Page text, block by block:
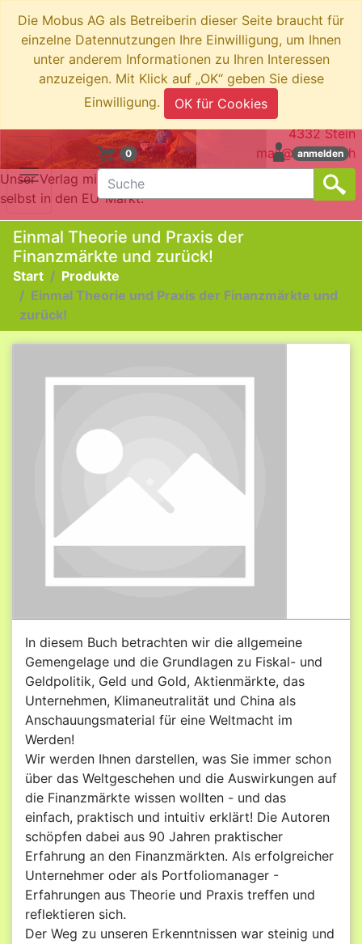
Die Mobus AG als Betreiberin dieser Seite braucht für
einzelne Datennutzungen Ihre Einwilligung, um Ihnen
unter anderem Informationen zu Ihren Interessen
anzuzeigen. Mit Klick auf „OK“ geben Sie diese
Einwilligung.
OK für Cookies
0 anmelden
swiboo.ch by Mobus AG
Brotkorbstrasse 3
4332 Stein
mail@swiboo.ch
Unser Verlag mit Schweizer Adresse bringt die Produkte
selbst in den EU-Markt.
Einmal Theorie und Praxis der
Finanzmärkte und zurück!
Start
Produkte
Einmal Theorie und Praxis der Finanzmärkte und
zurück!
In diesem Buch betrachten wir die allgemeine
Gemengelage und die Grundlagen zu Fiskal- und
Geldpolitik, Geld und Gold, Aktienmärkte, das
Unternehmen, Klimaneutralität und China als
Anschauungsmaterial für eine Weltmacht im
Werden!
Wir werden Ihnen darstellen, was Sie immer schon
über das Weltgeschehen und die Auswirkungen auf
die Finanzmärkte wissen wollten - und das
einfach, praktisch und intuitiv erklärt! Die Autoren
schöpfen dabei aus 90 Jahren praktischer
Erfahrung an den Finanzmärkten. Als erfolgreicher
Unternehmer oder als Portfoliomanager -
Erfahrungen aus Theorie und Praxis treffen und
reflektieren sich.
Der Weg zu unseren Erkenntnissen war steinig und